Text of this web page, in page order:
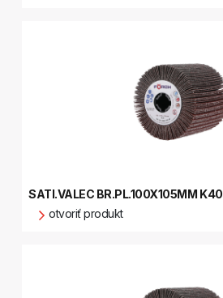
SATI.VALEC BR.PL.100X105MM K40
otvoriť produkt